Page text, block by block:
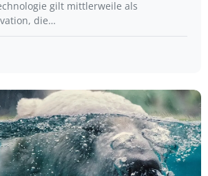
gilt mittlerweile als
die…